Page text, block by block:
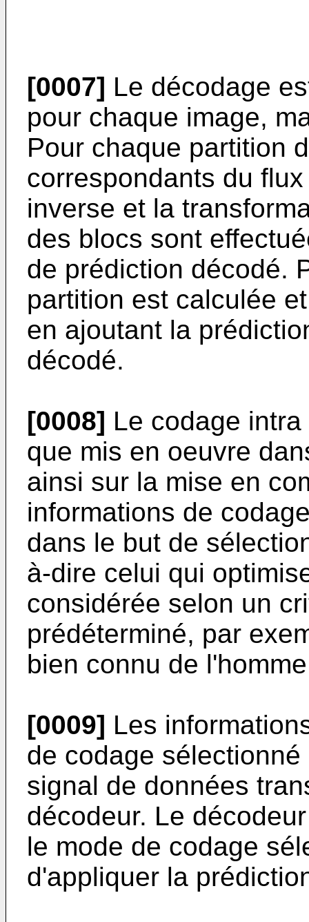
[0007] Le décodage
pour chaque image,
Pour chaque partition
correspondants du
inverse et la
des blocs sont
de prédiction décodé.
partition est calculée
en ajoutant la
décodé.
[0008] Le codage
que mis en oeuvre
ainsi sur la mise en
informations de
dans le but de
à-dire celui qui
considérée selon un
prédéterminé, par
bien connu de
[0009] Les
de codage
signal de données
décodeur. Le
le mode de codage
d'appliquer la